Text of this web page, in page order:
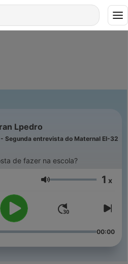
Lpedro
Segunda entrevista do Maternal EI-32
de fazer na escola?
Volume 1 x
00:00